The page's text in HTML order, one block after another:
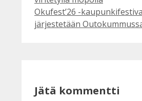
Okufest’26 -
järjestetään
Jätä kommentti